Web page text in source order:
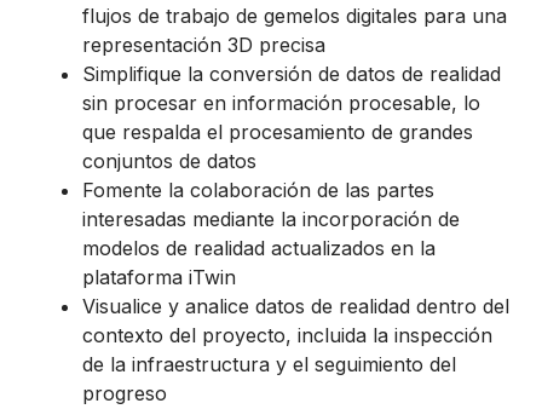
flujos de trabajo de gemelos digitales para una
representación 3D precisa
Simplifique la conversión de datos de realidad
sin procesar en información procesable, lo
que respalda el procesamiento de grandes
conjuntos de datos
Fomente la colaboración de las partes
interesadas mediante la incorporación de
modelos de realidad actualizados en la
plataforma iTwin
Visualice y analice datos de realidad dentro del
contexto del proyecto, incluida la inspección
de la infraestructura y el seguimiento del
progreso